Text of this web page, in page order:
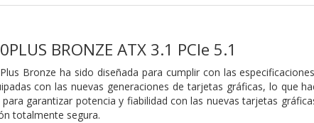
BRONZE ATX 3.1 PCIe 5.1
Bronze ha sido diseñada para cumplir con las
con las nuevas generaciones de tarjetas gráficas, lo que
garantizar potencia y fiabilidad con las nuevas tarjetas
totalmente segura.